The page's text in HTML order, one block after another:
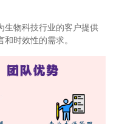
生物科技行业的客户提供
时效性的需求。